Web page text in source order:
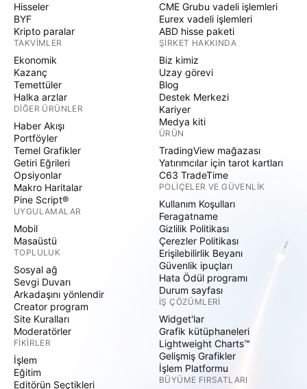
Hisseler
BYF
Kripto paralar
TAKVIMLER
Ekonomik
Kazanç
Temettüler
Halka arzlar
DIĞER ÜRÜNLER
Haber Akışı
Portföyler
Temel Grafikler
Getiri Eğrileri
Opsiyonlar
Makro Haritalar
Pine Script®
UYGULAMALAR
Mobil
Masaüstü
TOPLULUK
Sosyal ağ
Sevgi Duvarı
Arkadaşını yönlendir
Creator program
Site Kuralları
Moderatörler
FIKIRLER
İşlem
Eğitim
Editörün Seçtikleri
CME Grubu vadeli işlemleri
Eurex vadeli işlemleri
ABD hisse paketi
ŞIRKET HAKKINDA
Biz kimiz
Uzay görevi
Blog
Destek Merkezi
Kariyer
Medya kiti
ÜRÜN
TradingView mağazası
Yatırımcılar için tarot kartları
C63 TradeTime
POLIÇELER VE GÜVENLIK
Kullanım Koşulları
Feragatname
Gizlilik Politikası
Çerezler Politikası
Erişilebilirlik Beyanı
Güvenlik ipuçları
Hata Ödül programı
Durum sayfası
İŞ ÇÖZÜMLERI
Widget'lar
Grafik kütüphaneleri
Lightweight Charts™
Gelişmiş Grafikler
İşlem Platformu
BÜYÜME FIRSATLARI